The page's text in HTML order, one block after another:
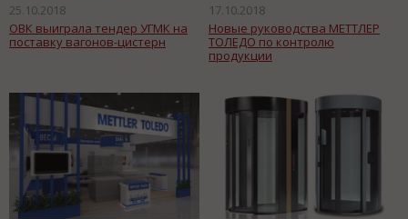
25.10.2018
ОВК выиграла тендер УГМК на
поставку вагонов-цистерн
17.10.2018
Новые руководства МЕТТЛЕР
ТОЛЕДО по контролю
продукции